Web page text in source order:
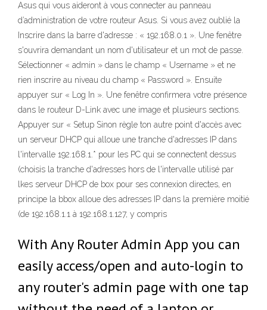
Asus qui vous aideront à vous connecter au panneau
d’administration de votre routeur Asus. Si vous avez oublié la
Inscrire dans la barre d'adresse : « 192.168.0.1 ». Une fenêtre
s'ouvrira demandant un nom d'utilisateur et un mot de passe.
Sélectionner « admin » dans le champ « Username » et ne
rien inscrire au niveau du champ « Password ». Ensuite
appuyer sur « Log In ». Une fenêtre confirmera votre présence
dans le routeur D-Link avec une image et plusieurs sections.
Appuyer sur « Setup Sinon règle ton autre point d'accès avec
un serveur DHCP qui alloue une tranche d'adresses IP dans
l'intervalle 192.168.1.* pour les PC qui se connectent dessus
(choisis la tranche d'adresses hors de l'intervalle utilisé par
lkes serveur DHCP de box pour ses connexion directes, en
principe la bbox alloue des adresses IP dans la première moitié
(de 192.168.1.1 à 192.168.1.127, y compris
With Any Router Admin App you can
easily access/open and auto-login to
any router's admin page with one tap